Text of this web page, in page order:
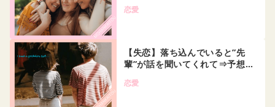
恋愛
【失恋】落ち込んでいると”先
輩”が話を聞いてくれて⇒予想…
恋愛